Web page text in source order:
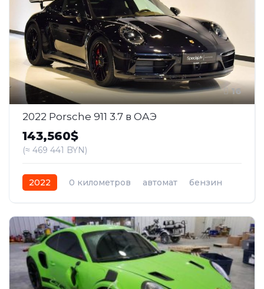
16
2022 Porsche 911 3.7 в ОАЭ
143,560$
(≈ 469 441 BYN)
2022 0 километров автомат
бензин